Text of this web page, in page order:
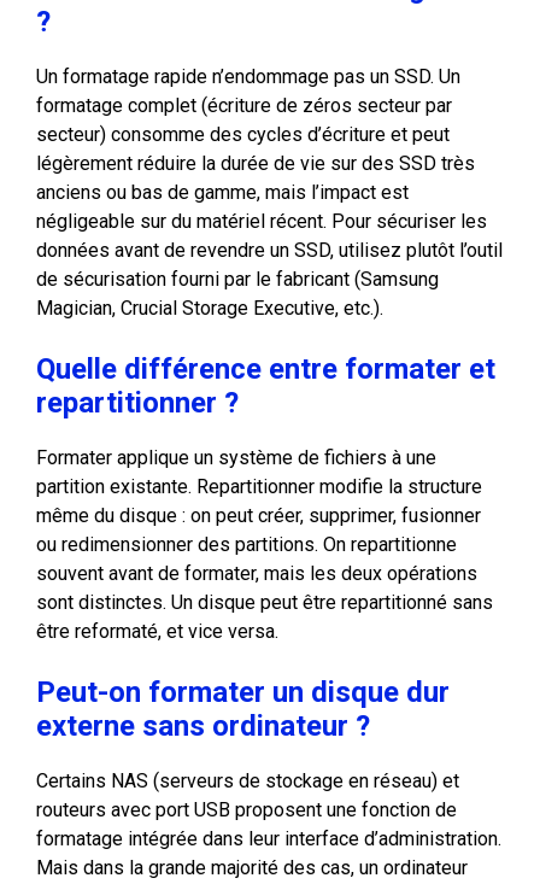
?
Un formatage rapide n’endommage pas un SSD. Un
formatage complet (écriture de zéros secteur par
secteur) consomme des cycles d’écriture et peut
légèrement réduire la durée de vie sur des SSD très
anciens ou bas de gamme, mais l’impact est
négligeable sur du matériel récent. Pour sécuriser les
données avant de revendre un SSD, utilisez plutôt l’outil
de sécurisation fourni par le fabricant (Samsung
Magician, Crucial Storage Executive, etc.).
Quelle différence entre formater et
repartitionner ?
Formater applique un système de fichiers à une
partition existante. Repartitionner modifie la structure
même du disque : on peut créer, supprimer, fusionner
ou redimensionner des partitions. On repartitionne
souvent avant de formater, mais les deux opérations
sont distinctes. Un disque peut être repartitionné sans
être reformaté, et vice versa.
Peut-on formater un disque dur
externe sans ordinateur ?
Certains NAS (serveurs de stockage en réseau) et
routeurs avec port USB proposent une fonction de
formatage intégrée dans leur interface d’administration.
Mais dans la grande majorité des cas, un ordinateur